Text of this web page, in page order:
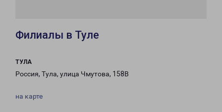
Филиалы в Туле
ТУЛА
Россия, Тула, улица Чмутова, 158В
на карте